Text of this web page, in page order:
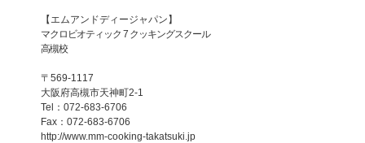
【エムアンドディージャパン】
マクロビオティック 7 クッキングスクール
高槻校
〒569-1117
大阪府高槻市天神町2-1
Tel：072-683-6706
Fax：072-683-6706
http://www.mm-cooking-takatsuki.jp